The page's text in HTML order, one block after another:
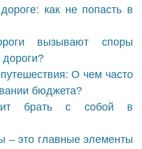
как не попасть в
вызывают споры
дороги?
О чем часто
бюджета?
брать с собой в
– это главные элементы